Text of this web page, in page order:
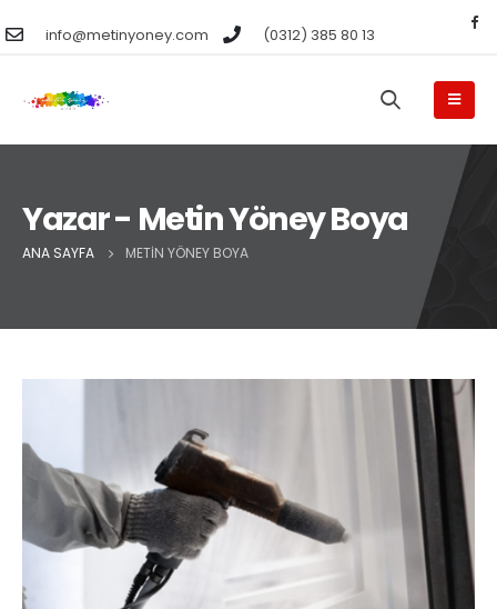
info@metinyoney.com (0312) 385 80 13
Yazar - Metin Yöney Boya
ANA SAYFA METIN YÖNEY BOYA